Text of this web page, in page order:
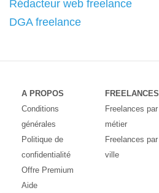
Rédacteur web freelance
DGA freelance
A PROPOS
Conditions
générales
Politique de
confidentialité
Offre Premium
Aide
FREELANCES
Freelances par
métier
Freelances par
ville